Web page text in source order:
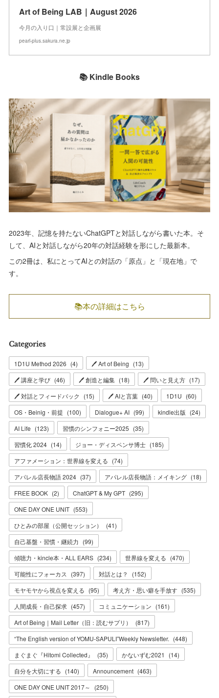
Art of Being LAB｜August 2026
今月の入り口｜常設展と企画展
pearl-plus.sakura.ne.jp
📚 Kindle Books
2023年、記憶を持たないChatGPTと対話しながら書いた本。そ
して、AIと対話しながら20年の対話経験を形にした最新本。
この2冊は、私にとってAIとの対話の「原点」と「現在地」で
す。
📚本の詳細はこちら
Categories
1D1U Method 2026 (4) 🖊 Art of Being (13)
🖊 講座と学び (46) 🖊 創造と編集 (18) 🖊 問いと見え方 (17)
🖊 対話とフィードバック
(15) 🖊 AIと言葉 (40) 1D1U (60)
OS・Beinig・前提 (100) Dialogue+ AI (99) kindle出版 (24)
AI Life (123) 習慣のシンフォニー2025 (35)
習慣化 2024 (14) ジョー・ディスペンサ博士 (185)
アファメーション：世界線を変える (74)
アパレル店長物語 2024 (37) アパレル店長物語：メイキング (18)
FREE BOOK (2) ChatGPT & My GPT (295)
ONE DAY ONE UNIT (553)
ひとみの部屋（公開セッション）
(41)
自己基盤・習慣・継続力 (99)
傾聴力・kincle本・ALL EARS (234) 世界線を変える (470)
可能性にフォーカス
(397) 対話とは？ (152)
モヤモヤから視点を変える (95) 考え方・思い癖を手放す (535)
人間成長・自己探求 (457) コミュニケーション (161)
Art of Being｜Mail Letter（旧：読むサプリ）
(817)
“The English version of YOMU-SAPULI”Weekly Newsletter. (448)
まぐまぐ『Hitomi Collected』
(35) かないずむ2021 (14)
自分を大切にする (140) Announcement (463)
ONE DAY ONE UNIT 2017～
(250)